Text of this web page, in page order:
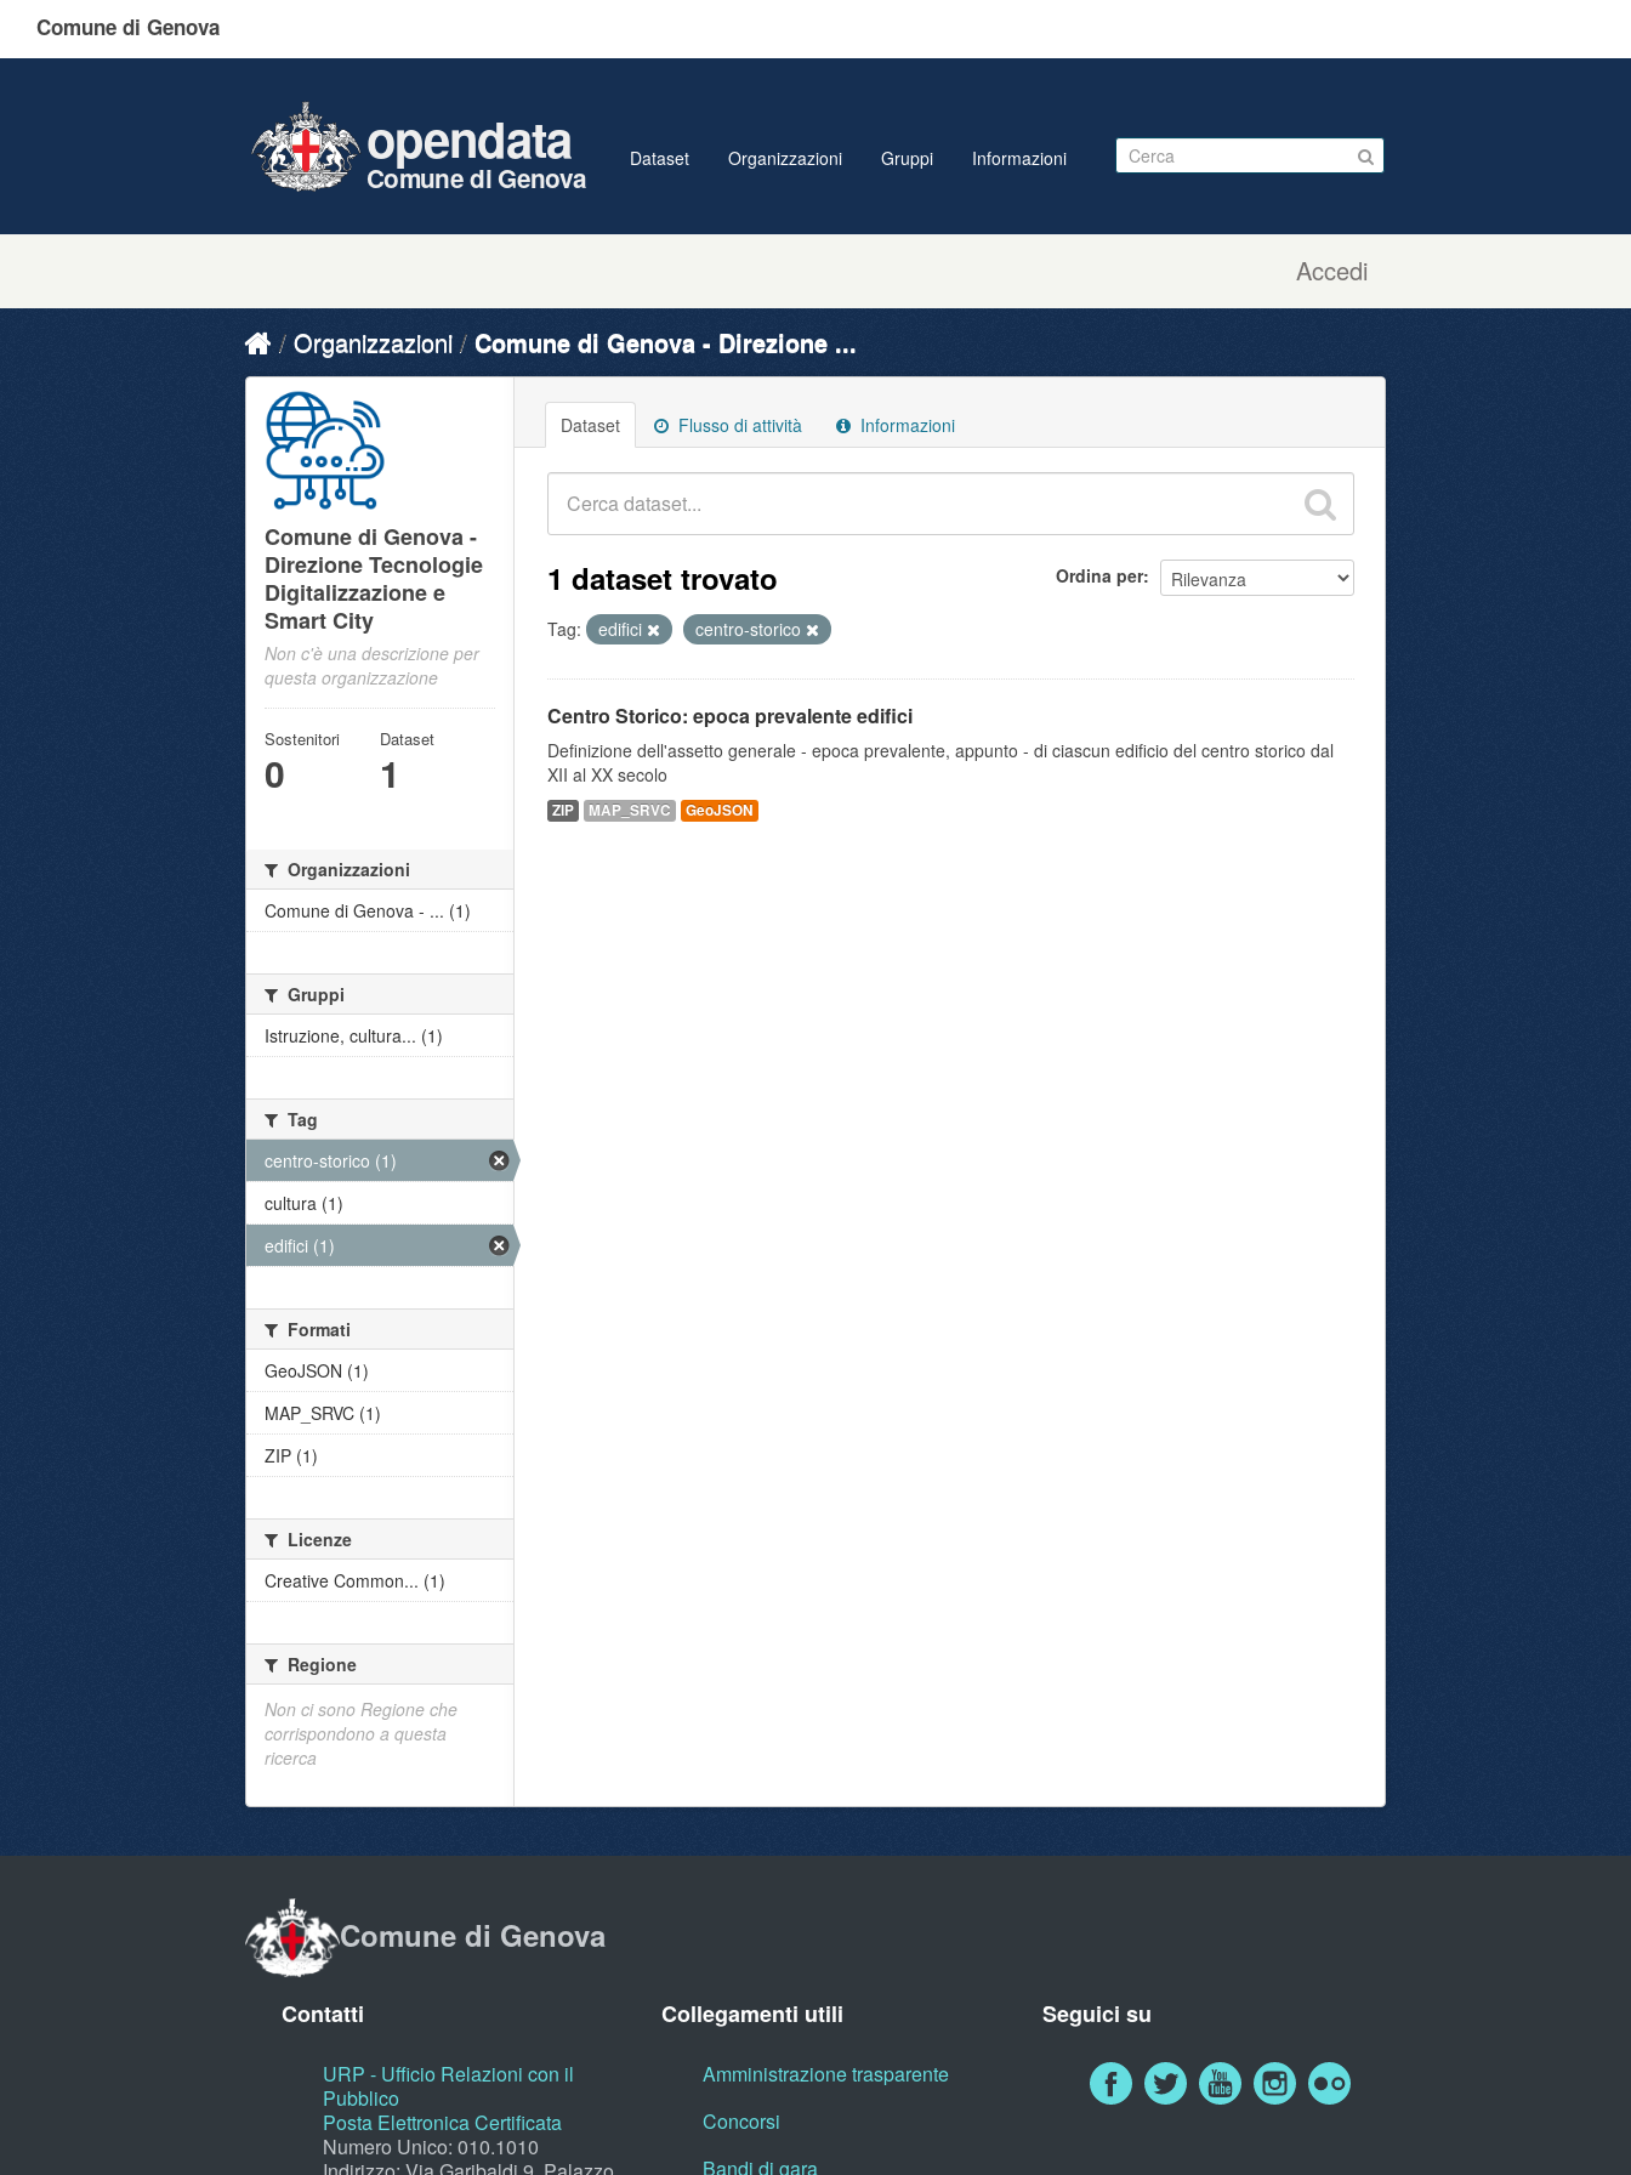
Comune di Genova
Accedi
opendata
Comune di Genova
Dataset Organizzazioni Gruppi Informazioni
Organizzazioni Comune di Genova - Direzione ...
Dataset Flusso di attività Informazioni
Ordina per
1 dataset trovato
Tag: edifici centro-storico
Centro Storico: epoca prevalente edifici
Definizione dell'assetto generale - epoca prevalente, appunto - di ciascun edificio del centro storico dal
XII al XX secolo
ZIP MAP_SRVC GeoJSON
Comune di Genova -
Direzione Tecnologie
Digitalizzazione e
Smart City
Non c'è una descrizione per
questa organizzazione
Sostenitori
0
Dataset
1
Organizzazioni
Comune di Genova - ... (1)
Gruppi
Istruzione, cultura... (1)
Tag
centro-storico (1)
cultura (1)
edifici (1)
Formati
GeoJSON (1)
MAP_SRVC (1)
ZIP (1)
Licenze
Creative Common... (1)
Regione
Non ci sono Regione che
corrispondono a questa
ricerca
Comune di Genova
Contatti
URP - Ufficio Relazioni con il
Pubblico
Posta Elettronica Certificata
Numero Unico: 010.1010
Collegamenti utili
Amministrazione trasparente
Concorsi
Bandi di gara
Seguici su